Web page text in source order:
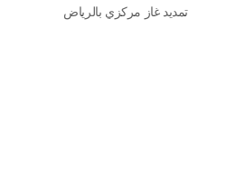
تمديد غاز مركزي بالرياض